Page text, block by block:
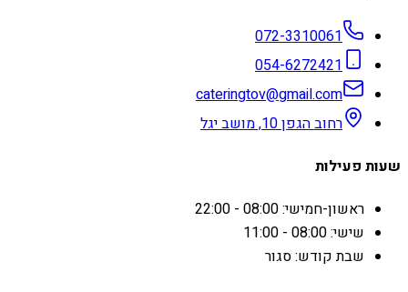
072-3310061
054-6272421
cateringtov@gmail.com
רחוב הגפן 10, מושב יגל
שעות פעילות
ראשון-חמישי: 08:00 - 22:00
שישי: 08:00 - 11:00
שבת קודש: סגור